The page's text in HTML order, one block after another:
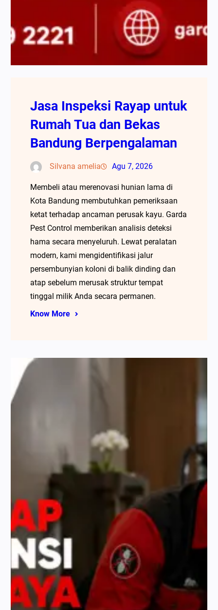
Jasa Inspeksi Rayap untuk
Rumah Tua dan Bekas
Bandung Berpengalaman
Silvana amelia Agu 7, 2026
Membeli atau merenovasi hunian lama di
Kota Bandung membutuhkan pemeriksaan
ketat terhadap ancaman perusak kayu. Garda
Pest Control memberikan analisis deteksi
hama secara menyeluruh. Lewat peralatan
modern, kami mengidentifikasi jalur
persembunyian koloni di balik dinding dan
atap sebelum merusak struktur tempat
tinggal milik Anda secara permanen.
Know More